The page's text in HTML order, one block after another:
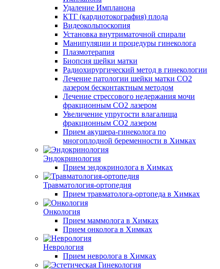
Удаление Импланона
КТГ (кардиотокография) плода
Видеокольпоскопия
Установка внутриматочной спирали
Манипуляции и процедуры гинеколога
Плазмотерапия
Биопсия шейки матки
Радиохирургический метод в гинекологии
Лечение патологии шейки матки CO2
лазером бесконтактным методом
Лечение стрессового недержания мочи
фракционным CO2 лазером
Увеличение упругости влагалища
фракционным CO2 лазером
Прием акушера-гинеколога по
многоплодной беременности в Химках
Эндокринология
Прием эндокринолога в Химках
Травматология-ортопедия
Прием травматолога-ортопеда в Химках
Онкология
Прием маммолога в Химках
Прием онколога в Химках
Неврология
Прием невролога в Химках